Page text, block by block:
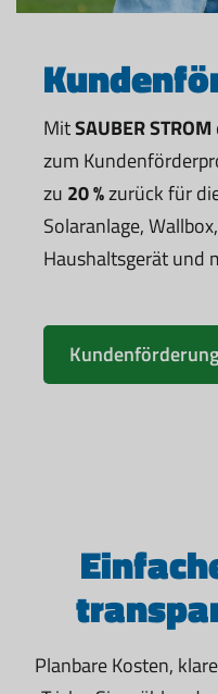
MitSAUBER STROM
zum
zu 20 %zurück für
Solaranlage,
Haushaltsgerät und
Planbare Kosten,